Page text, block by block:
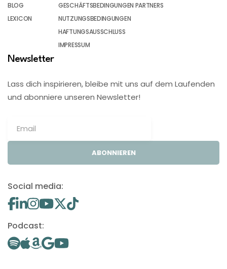
BLOG
LEXICON
GESCHÄFTSBEDINGUNGEN PARTNERS
NUTZUNGSBEDINGUNGEN
HAFTUNGSAUSSCHLUSS
IMPRESSUM
Newsletter
Lass dich inspirieren, bleibe mit uns auf dem Laufenden
und abonniere unseren Newsletter!
ABONNIEREN
Social media:
Podcast: